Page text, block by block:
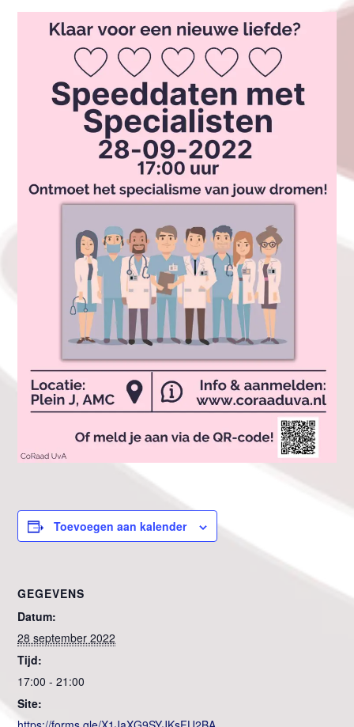
Toevoegen aan kalender
GEGEVENS
Datum:
28 september 2022
Tijd:
17:00 - 21:00
Site: